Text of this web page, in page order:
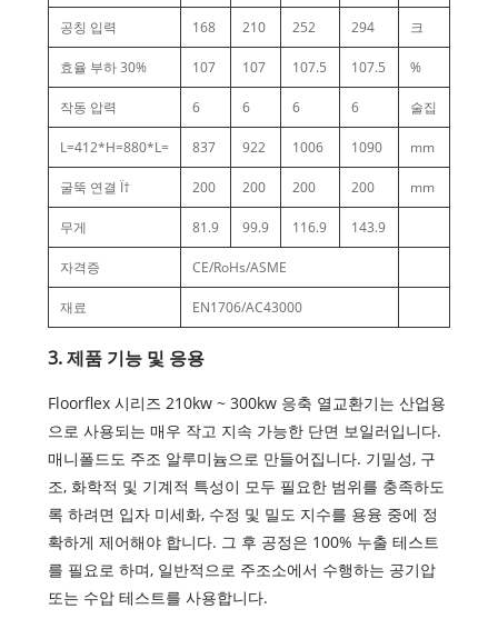
공칭 입력 168 210 252 294 크
효율 부하 30% 107 107 107.5 107.5 %
작동 압력 6 6 6 6 술집
L=412*H=880*L= 837 922 1006 1090 mm
굴뚝 연결 Ï† 200 200 200 200 mm
무게 81.9 99.9 116.9 143.9
자격증 CE/RoHs/ASME
재료 EN1706/AC43000
3. 제품 기능 및 응용
Floorflex 시리즈 210kw ~ 300kw 응축 열교환기는 산업용
으로 사용되는 매우 작고 지속 가능한 단면 보일러입니다.
매니폴드도 주조 알루미늄으로 만들어집니다. 기밀성, 구
조, 화학적 및 기계적 특성이 모두 필요한 범위를 충족하도
록 하려면 입자 미세화, 수정 및 밀도 지수를 용융 중에 정
확하게 제어해야 합니다. 그 후 공정은 100% 누출 테스트
를 필요로 하며, 일반적으로 주조소에서 수행하는 공기압
또는 수압 테스트를 사용합니다.